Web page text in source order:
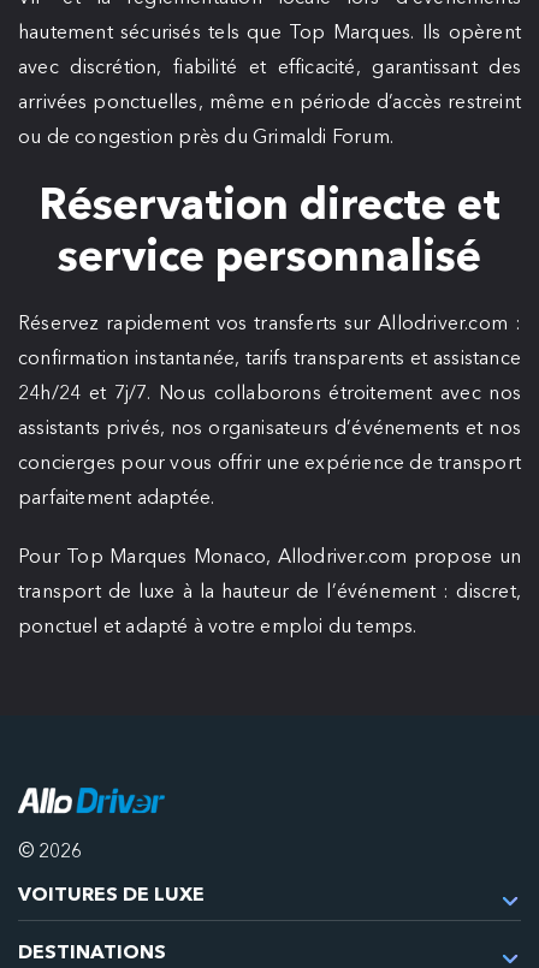
hautement sécurisés tels que Top Marques. Ils opèrent
avec discrétion, fiabilité et efficacité, garantissant des
arrivées ponctuelles, même en période d’accès restreint
ou de congestion près du Grimaldi Forum.
Réservation directe et
service personnalisé
Réservez rapidement vos transferts sur Allodriver.com :
confirmation instantanée, tarifs transparents et assistance
24h/24 et 7j/7. Nous collaborons étroitement avec nos
assistants privés, nos organisateurs d’événements et nos
concierges pour vous offrir une expérience de transport
parfaitement adaptée.
Pour Top Marques Monaco, Allodriver.com propose un
transport de luxe à la hauteur de l’événement : discret,
ponctuel et adapté à votre emploi du temps.
© 2026
VOITURES DE LUXE
DESTINATIONS